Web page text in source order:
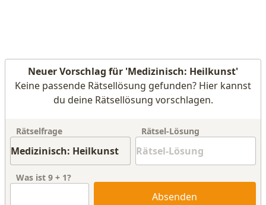
Neuer Vorschlag für 'Medizinisch: Heilkunst'
Keine passende Rätsellösung gefunden? Hier kannst
du deine Rätsellösung vorschlagen.
Rätselfrage Rätsel-Lösung
Was ist 9 + 1?
Absenden